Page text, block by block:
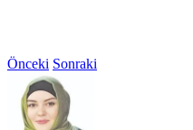
Önceki Sonraki